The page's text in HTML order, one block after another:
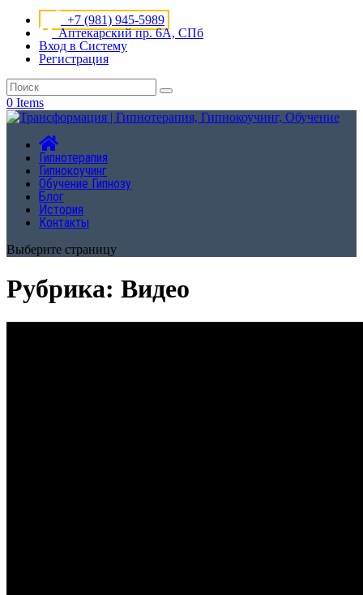
+7 (981) 945-5989
Аптекарский пр. 6А, СПб
Вход в Систему
Регистрация
0 Items
Гипнотерапия
Гипнокоучинг
Обучение Гипнозу
Блог
История
Контакты
Выберите страницу
Рубрика: Видео